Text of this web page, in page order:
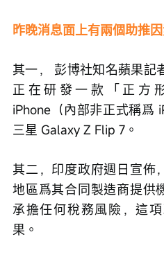
昨晚消息面上有兩個助推因
其一， 彭博社知名蘋果記
正在研發一款「正方
iPhone（內部非正式稱爲
三星 Galaxy Z Flip 7。
其二，印度政府週日宣佈
地區爲其合同製造商提供
承擔任何稅務風險，這
果。